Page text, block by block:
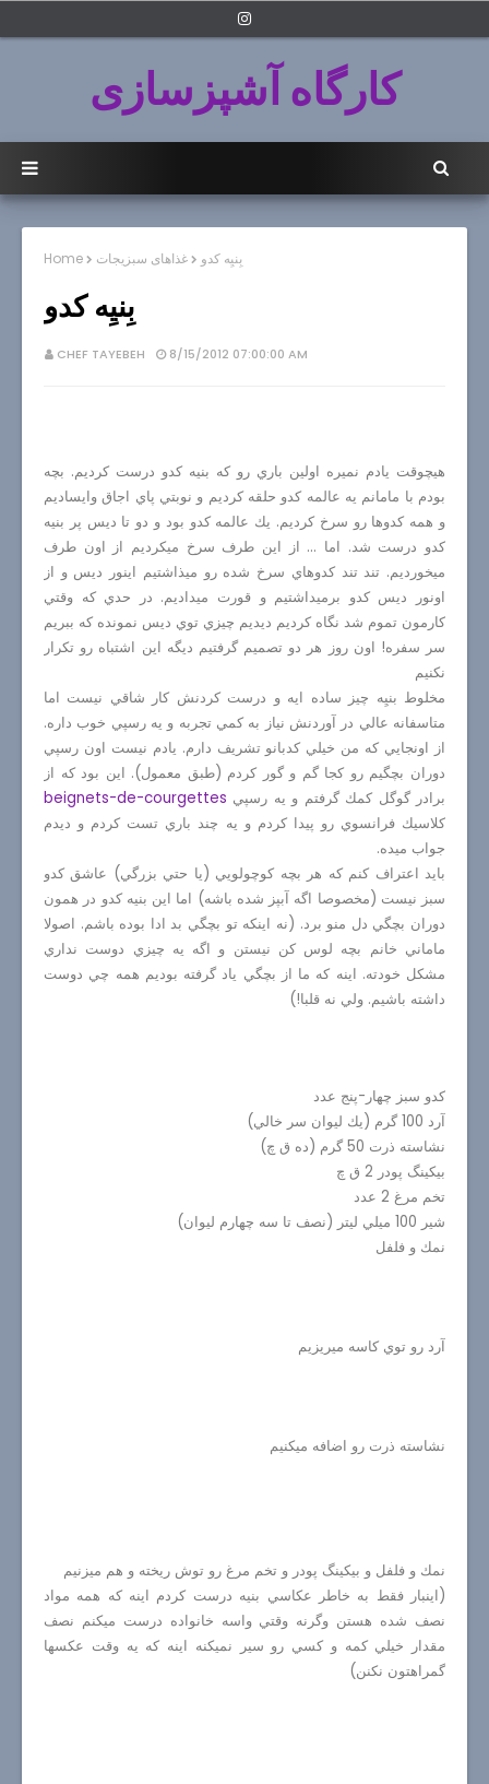
کارگاه آشپزسازی
Home غذاهای سبزیجات بِنيِه كدو
بِنيِه كدو
CHEF TAYEBEH 8/15/2012 07:00:00 AM
هيچوقت يادم نميره اولين باري رو كه بنيه كدو درست كرديم. بچه
بودم با مامانم يه عالمه كدو حلقه كرديم و نوبتي پاي اجاق وايساديم
و همه كدوها رو سرخ كرديم. يك عالمه كدو بود و دو تا ديس پر بنيه
كدو درست شد. اما ... از اين طرف سرخ ميكرديم از اون طرف
ميخورديم. تند تند كدوهاي سرخ شده رو ميذاشتيم اينور ديس و از
اونور ديس كدو برميداشتيم و قورت ميداديم. در حدي كه وقتي
كارمون تموم شد نگاه كرديم ديديم چيزي توي ديس نمونده كه ببريم
سر سفره! اون روز هر دو تصميم گرفتيم ديگه اين اشتباه رو تكرار
نكنيم
مخلوط بنيِه چيز ساده ايه و درست كردنش كار شاقي نيست اما
متاسفانه عالي در آوردنش نياز به كمي تجربه و يه رسپي خوب داره.
از اونجايي كه من خيلي كدبانو تشريف دارم. يادم نيست اون رسپي
دوران بچگيم رو كجا گم و گور كردم (طبق معمول). اين بود كه از
برادر گوگل كمك گرفتم و يه رسپي beignets-de-courgettes
كلاسيك فرانسوي رو پيدا كردم و يه چند باري تست كردم و ديدم
جواب ميده.
بايد اعتراف كنم كه هر بچه كوچولويي (يا حتي بزرگي) عاشق كدو
سبز نيست (مخصوصا اگه آبپز شده باشه) اما اين بنيه كدو در همون
دوران بچگي دل منو برد. (نه اينكه تو بچگي بد ادا بوده باشم. اصولا
ماماني خانم بچه لوس كن نيستن و اگه يه چيزي دوست نداري
مشكل خودته. اينه كه ما از بچگي ياد گرفته بوديم همه چي دوست
داشته باشيم. ولي نه قلبا!)
كدو سبز چهار-پنج عدد
آرد 100 گرم (يك ليوان سر خالي)
نشاسته ذرت 50 گرم (ده ق چ)
بيكينگ پودر 2 ق چ
تخم مرغ 2 عدد
شير 100 ميلي ليتر (نصف تا سه چهارم ليوان)
نمك و فلفل
آرد رو توي كاسه ميريزيم
نشاسته ذرت رو اضافه ميكنيم
نمك و فلفل و بيكينگ پودر و تخم مرغ رو توش ريخته و هم ميزنيم
(اينبار فقط به خاطر عكاسي بنيه درست كردم اينه كه همه مواد
نصف شده هستن وگرنه وقتي واسه خانواده درست ميكنم نصف
مقدار خيلي كمه و كسي رو سير نميكنه اينه كه يه وقت عكسها
گمراهتون نكنن)